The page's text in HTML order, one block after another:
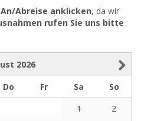
An/Abreise anklicken, da wir
rufen Sie uns bitte
2026
Do Fr Sa
So
1
2